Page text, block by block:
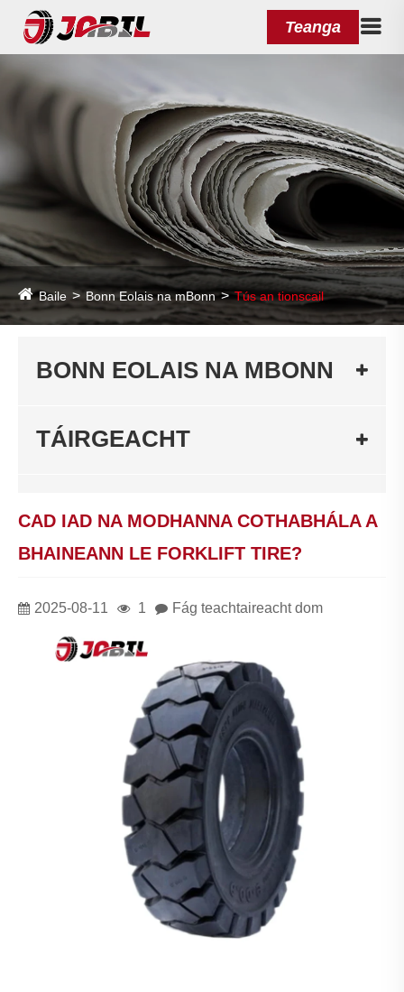
Teanga
Baile Bonn Eolais na mBonn Tús an tionscail
BONN EOLAIS NA MBONN
TÁIRGEACHT
CAD IAD NA MODHANNA COTHABHÁLA A
BHAINEANN LE FORKLIFT TIRE?
2025-08-11 1 Fág teachtaireacht dom